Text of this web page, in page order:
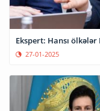
Ekspert: Hansı
27-01-2025